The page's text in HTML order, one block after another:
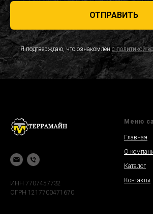
ОТПРАВИТЬ
Я подтверждаю, что ознакомлен с политикой
ИНН 7707457732
ОГРН 1217700471670
Меню
Главная
О
Каталог
Контакты